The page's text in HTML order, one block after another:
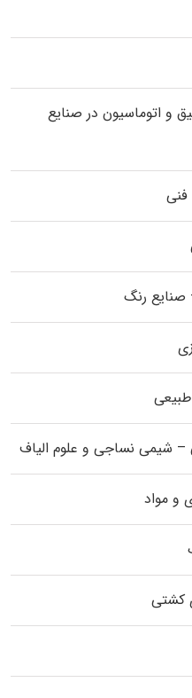
و اتوماسیون در صنایع
فنی
صنایع رنگ
شیمی نساجی و علوم الیاف
و مواد
کشتی